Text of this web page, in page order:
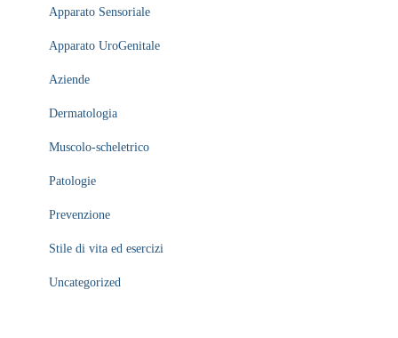
Apparato Sensoriale
Apparato UroGenitale
Aziende
Dermatologia
Muscolo-scheletrico
Patologie
Prevenzione
Stile di vita ed esercizi
Uncategorized